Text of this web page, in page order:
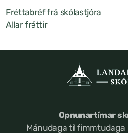
Fréttabréf frá skólastjóra
Allar fréttir
Opnunartímar
Mánudaga til fimmtudaga
Um skólann
Stjórnendateymi